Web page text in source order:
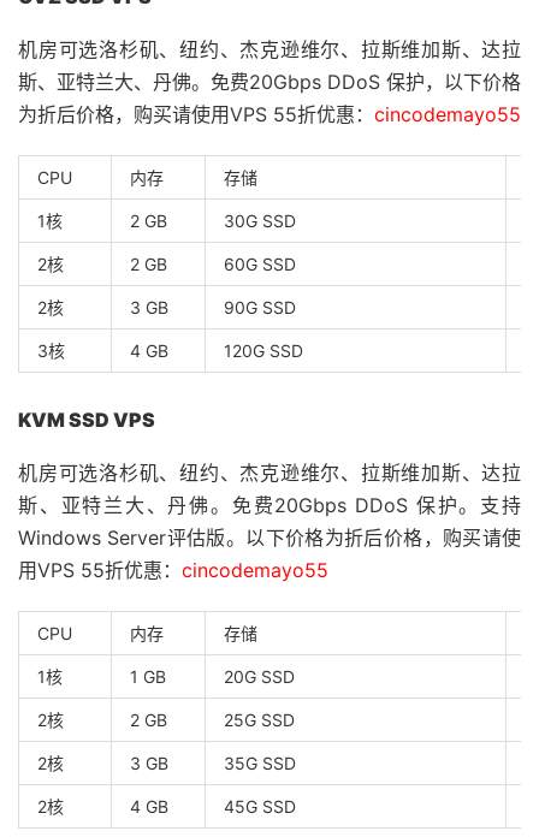
机房可选洛杉矶、纽约、杰克逊维尔、拉斯维加斯、达拉
斯、亚特兰大、丹佛。免费20Gbps DDoS 保护，以下价格
为折后价格，购买请使用VPS 55折优惠： cincodemayo55
CPU 内存 存储
1核 2 GB 30G SSD
2核 2 GB 60G SSD
2核 3 GB 90G SSD
3核 4 GB 120G SSD
KVM SSD VPS
机房可选洛杉矶、纽约、杰克逊维尔、拉斯维加斯、达拉
斯、亚特兰大、丹佛。免费20Gbps DDoS 保护。支持
Windows Server评估版。以下价格为折后价格，购买请使
用VPS 55折优惠： cincodemayo55
CPU 内存 存储
1核 1 GB 20G SSD
2核 2 GB 25G SSD
2核 3 GB 35G SSD
2核 4 GB 45G SSD